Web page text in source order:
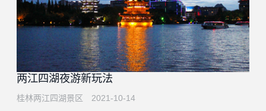
两江四湖夜游新玩法
桂林两江四湖景区 2021-10-14